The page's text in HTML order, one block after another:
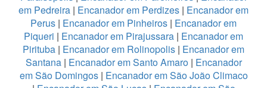
em Pedreira | Encanador em Perdizes | Encanador em
Perus | Encanador em Pinheiros | Encanador em
Piqueri | Encanador em Pirajussara | Encanador em
Pirituba | Encanador em Rolinopolis | Encanador em
Santana| Encanador em Santo Amaro| Encanador
em São Domingos| Encanador em São João Climaco